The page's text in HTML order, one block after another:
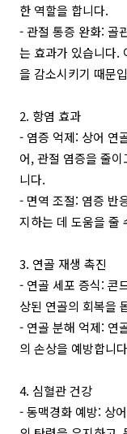
한 역할을 합니다.
- 관절 통증 완화: 골
는 효과가 있습니다.
을 감소시키기 때문
2. 항염 효과
- 염증 억제: 상어 연
어, 관절 염증을 줄
니다.
- 면역 조절: 염증 반
지하는 데 도움을 줄
3. 연골 재생 촉진
- 연골 세포 증식: 콘
상된 연골의 회복을
- 연골 분해 억제: 연
의 손상을 예방합니
4. 심혈관 건강
- 동맥경화 예방: 상